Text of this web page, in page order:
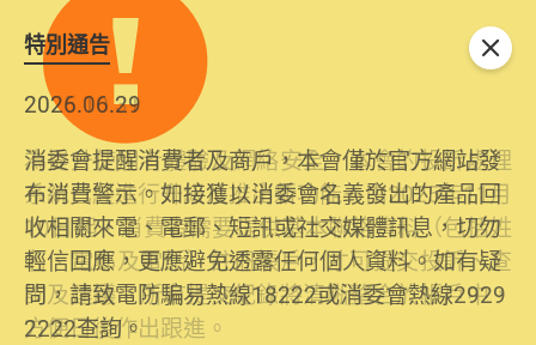
特別通告
2026.06.29
消委會提醒消費者及商戶，本會僅於官方網站發
布消費警示。如接獲以消委會名義發出的產品回
收相關來電、電郵、短訊或社交媒體訊息，切勿
輕信回應，更應避免透露任何個人資料。如有疑
問，請致電防騙易熱線18222或消委會熱線2929
2222查詢。
2025.10.31
為提升使用者體驗及網絡安全，本會的投訴處理
系統已經進行升級及推出新功能。由2025年11月
10日起，消費者需要提供基本聯絡資料（包括姓
名、電郵及電話）註冊帳戶，才可提交投訴、查
詢及建議。所有提交紀錄將清晰整合於帳戶中，
方便日後作出跟進。
關閉